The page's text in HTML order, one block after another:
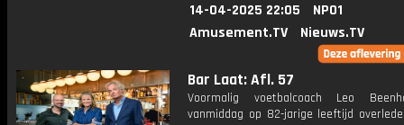
14-04-2025 22:05
NPO1
Amusement.TV
Nieuws.TV
Bar Laat: Afl. 57
Voormalig voetbalcoach Leo
vanmiddag op 82-jarige leeftijd